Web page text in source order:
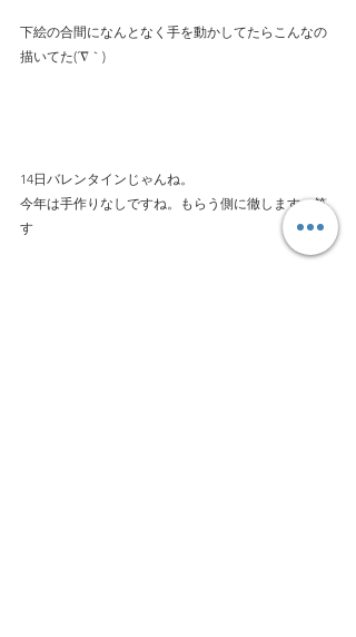
下絵の合間になんとなく手を動かしてたらこんなの
描いてた(´∇｀)
14日バレンタインじゃんね。
今年は手作りなしですね。もらう側に徹します。笑
す